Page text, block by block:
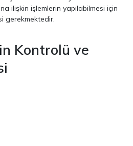
ilişkin işlemlerin yapılabilmesi için
gerekmektedir.
Kontrolü ve